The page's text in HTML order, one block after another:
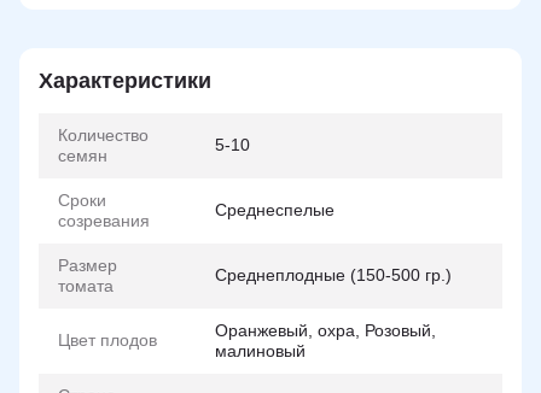
Характеристики
Количество
семян
5-10
Сроки
созревания
Среднеспелые
Размер
томата
Среднеплодные (150-500 гр.)
Цвет плодов
Оранжевый, охра, Розовый,
малиновый